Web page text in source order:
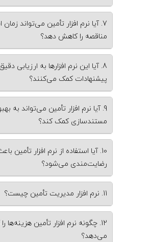
7. آیا نرم‌ افزار تأمین می‌تواند زمان
مناقصه را کاهش دهد؟
8. آیا این نرم‌ افزارها به ارزیابی
پیشنهادات کمک می‌کنند؟
9. آیا نرم‌ افزار تأمین می‌تواند به
مستندسازی کمک کند؟
10. آیا استفاده از نرم‌ افزار تأمین
رضایت‌مندی می‌شود؟
11. نرم ‌افزار مدیریت تأمین چیست؟
12. چگونه نرم ‌افزار تأمین هزینه‌ها
می‌دهد؟